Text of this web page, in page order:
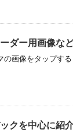
ダー用画像な
の画像をタップす
クを中心に紹